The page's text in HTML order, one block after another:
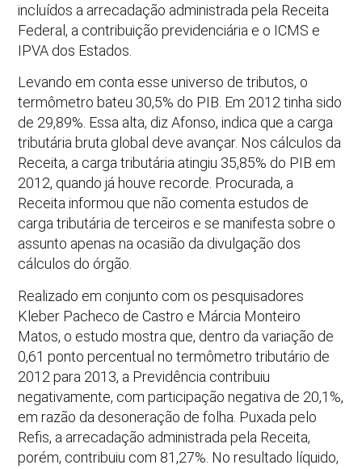
incluídos a arrecadação administrada pela Receita
Federal, a contribuição previdenciária e o ICMS e
IPVA dos Estados.
Levando em conta esse universo de tributos, o
termômetro bateu 30,5% do PIB. Em 2012 tinha sido
de 29,89%. Essa alta, diz Afonso, indica que a carga
tributária bruta global deve avançar. Nos cálculos da
Receita, a carga tributária atingiu 35,85% do PIB em
2012, quando já houve recorde. Procurada, a
Receita informou que não comenta estudos de
carga tributária de terceiros e se manifesta sobre o
assunto apenas na ocasião da divulgação dos
cálculos do órgão.
Realizado em conjunto com os pesquisadores
Kleber Pacheco de Castro e Márcia Monteiro
Matos, o estudo mostra que, dentro da variação de
0,61 ponto percentual no termômetro tributário de
2012 para 2013, a Previdência contribuiu
negativamente, com participação negativa de 20,1%,
em razão da desoneração de folha. Puxada pelo
Refis, a arrecadação administrada pela Receita,
porém, contribuiu com 81,27%. No resultado líquido,